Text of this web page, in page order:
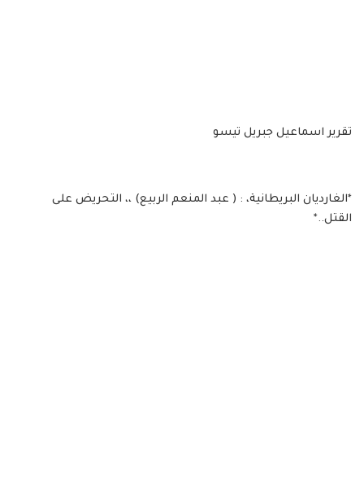
تقرير اسماعيل جبريل تيسو
*الغارديان البريطانية، : ( عبد المنعم الربيع) ،، التحريض على
القتل..*